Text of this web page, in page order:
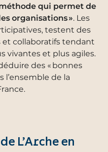
qui permet de
organisations ». Les
testent des
collaboratifs tendant
vivantes et plus agiles.
des « bonnes
l’ensemble de la
L’Arche en